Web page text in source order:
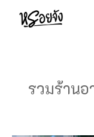
Skip
รวมร้านอ